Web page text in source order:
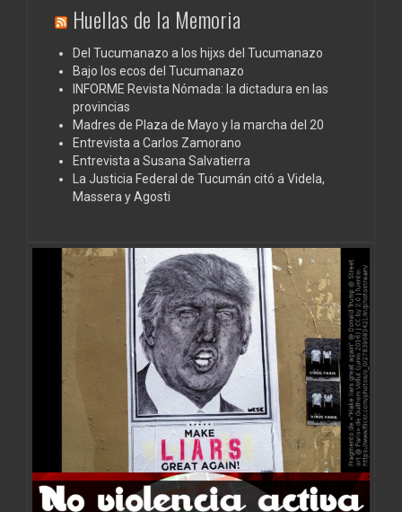
Huellas de la Memoria
Del Tucumanazo a los hijxs del Tucumanazo
Bajo los ecos del Tucumanazo
INFORME Revista Nómada: la dictadura en las
provincias
Madres de Plaza de Mayo y la marcha del 20
Entrevista a Carlos Zamorano
Entrevista a Susana Salvatierra
La Justicia Federal de Tucumán citó a Videla,
Massera y Agosti